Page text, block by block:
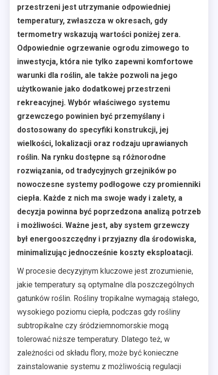
przestrzeni jest utrzymanie odpowiedniej
temperatury, zwłaszcza w okresach, gdy
termometry wskazują wartości poniżej zera.
Odpowiednie ogrzewanie ogrodu zimowego to
inwestycja, która nie tylko zapewni komfortowe
warunki dla roślin, ale także pozwoli na jego
użytkowanie jako dodatkowej przestrzeni
rekreacyjnej. Wybór właściwego systemu
grzewczego powinien być przemyślany i
dostosowany do specyfiki konstrukcji, jej
wielkości, lokalizacji oraz rodzaju uprawianych
roślin. Na rynku dostępne są różnorodne
rozwiązania, od tradycyjnych grzejników po
nowoczesne systemy podłogowe czy promienniki
ciepła. Każde z nich ma swoje wady i zalety, a
decyzja powinna być poprzedzona analizą potrzeb
i możliwości. Ważne jest, aby system grzewczy
był energooszczędny i przyjazny dla środowiska,
minimalizując jednocześnie koszty eksploatacji.
W procesie decyzyjnym kluczowe jest zrozumienie,
jakie temperatury są optymalne dla poszczególnych
gatunków roślin. Rośliny tropikalne wymagają stałego,
wysokiego poziomu ciepła, podczas gdy rośliny
subtropikalne czy śródziemnomorskie mogą
tolerować niższe temperatury. Dlatego też, w
zależności od składu flory, może być konieczne
zainstalowanie systemu z możliwością regulacji